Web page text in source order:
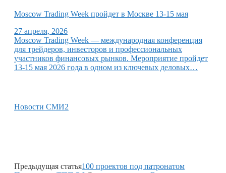
Moscow Trading Week пройдет в Москве 13-15 мая
27 апреля, 2026
Moscow Trading Week — международная конференция
для трейдеров, инвесторов и профессиональных
участников финансовых рынков. Мероприятие пройдет
13-15 мая 2026 года в одном из ключевых деловых…
Новости СМИ2
Предыдущая статья100 проектов под патронатом